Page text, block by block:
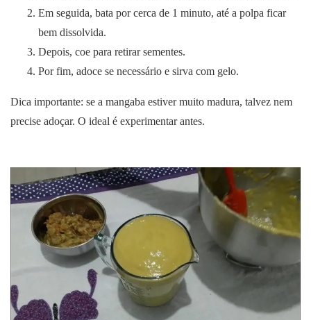
Em seguida, bata por cerca de 1 minuto, até a polpa ficar
bem dissolvida.
Depois, coe para retirar sementes.
Por fim, adoce se necessário e sirva com gelo.
Dica importante: se a mangaba estiver muito madura, talvez nem
precise adoçar. O ideal é experimentar antes.